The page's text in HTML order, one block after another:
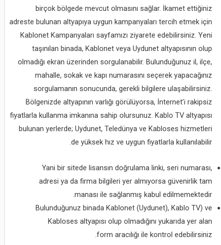
birçok bölgede mevcut olmasını sağlar. İkamet ettiğiniz
adreste bulunan altyapıya uygun kampanyaları tercih etmek için
Kablonet Kampanyaları sayfamızı ziyarete edebilirsiniz. Yeni
taşınılan binada, Kablonet veya Uydunet altyapısının olup
olmadığı ekran üzerinden sorgulanabilir. Bulunduğunuz il, ilçe,
mahalle, sokak ve kapı numarasını seçerek yapacağınız
sorgulamanın sonucunda, gerekli bilgilere ulaşabilirsiniz.
Bölgenizde altyapının varlığı görülüyorsa, İnternet’i rakipsiz
fiyatlarla kullanma imkanına sahip olursunuz. Kablo TV altyapısı
bulunan yerlerde; Uydunet, Teledünya ve Kabloses hizmetleri
de yüksek hız ve uygun fiyatlarla kullanılabilir.
Yani bir sitede lisansın doğrulama linki, seri numarası,
adresi ya da firma bilgileri yer almıyorsa güvenirlik tam
manası ile sağlanmış kabul edilmemektedir.
Bulunduğunuz binada Kablonet (Uydunet), Kablo TV) ve
Kabloses altyapısı olup olmadığını yukarıda yer alan
form aracılığı ile kontrol edebilirsiniz.